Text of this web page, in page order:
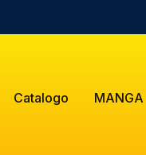
Catalogo MANGA